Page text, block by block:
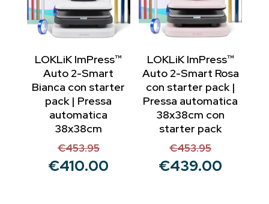
LOKLiK ImPress™
Auto 2-Smart
Bianca con starter
pack | Pressa
automatica
38x38cm
€453.95Il
prezzo
€410.00
LOKLiK ImPress™
Auto 2-Smart Rosa
con starter pack |
Pressa automatica
38x38cm con
starter pack
€453.95Il
prezzo
€439.00